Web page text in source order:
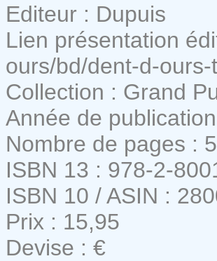
Editeur : Dupuis
Lien présentation
ours/bd/dent-d-
Collection : Grand
Année de
Nombre de pages :
ISBN 13 : 978-2-
ISBN 10 / ASIN :
Prix : 15,95
Devise : €